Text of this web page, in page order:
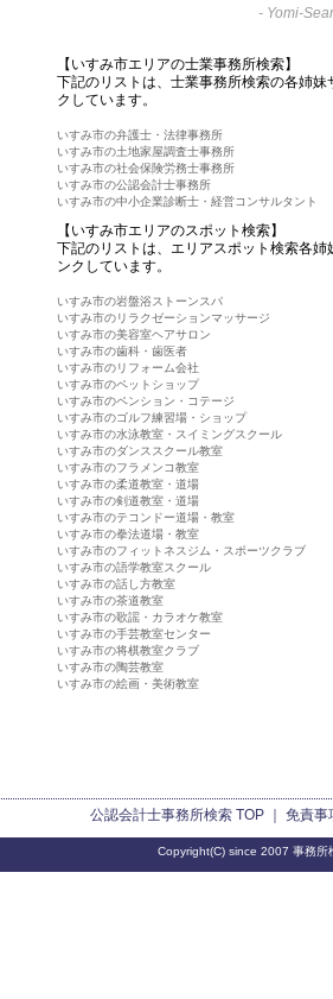
- Yomi-
【いすみ市エリアの士業事務所検索】
下記のリストは、士業事務所検索の各姉
クしています。
いすみ市の弁護士・法律事務所
いすみ市の土地家屋調査士事務所
いすみ市の社会保険労務士事務所
いすみ市の公認会計士事務所
いすみ市の中小企業診断士・経営コンサルタント
【いすみ市エリアのスポット検索】
下記のリストは、エリアスポット検索各
ンクしています。
いすみ市の岩盤浴ストーンスパ
いすみ市のリラクゼーションマッサージ
いすみ市の美容室ヘアサロン
いすみ市の歯科・歯医者
いすみ市のリフォーム会社
いすみ市のペットショップ
いすみ市のペンション・コテージ
いすみ市のゴルフ練習場・ショップ
いすみ市の水泳教室・スイミングスクール
いすみ市のダンススクール教室
いすみ市のフラメンコ教室
いすみ市の柔道教室・道場
いすみ市の剣道教室・道場
いすみ市のテコンドー道場・教室
いすみ市の拳法道場・教室
いすみ市のフィットネスジム・スポーツクラブ
いすみ市の語学教室スクール
いすみ市の話し方教室
いすみ市の茶道教室
いすみ市の歌謡・カラオケ教室
いすみ市の手芸教室センター
いすみ市の将棋教室クラブ
いすみ市の陶芸教室
いすみ市の絵画・美術教室
公認会計士事務所検索TOP ｜ 免責事
Copyright(C) since 2007 事務所